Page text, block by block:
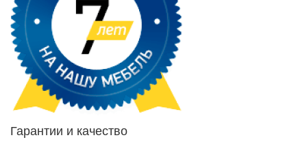
Гарантии и качество